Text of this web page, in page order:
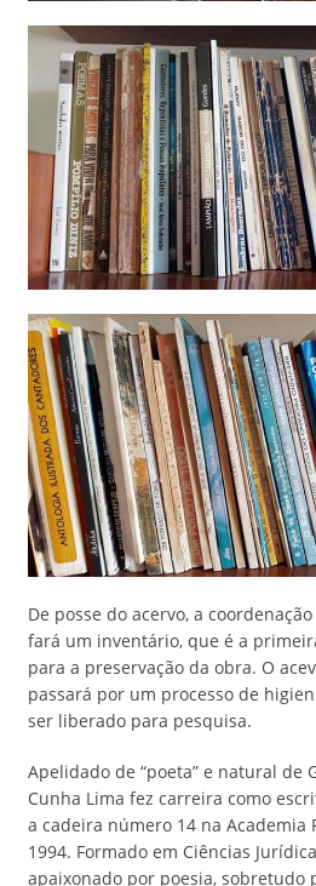
De posse do acervo, a
fará um inventário, que é a
para a preservação da obra. O
passará por um processo de
ser liberado para pesquisa.
Apelidado de “poeta” e natural de
Cunha Lima fez carreira como
a cadeira número 14 na Academia
1994. Formado em Ciências
apaixonado por poesia, sobretudo